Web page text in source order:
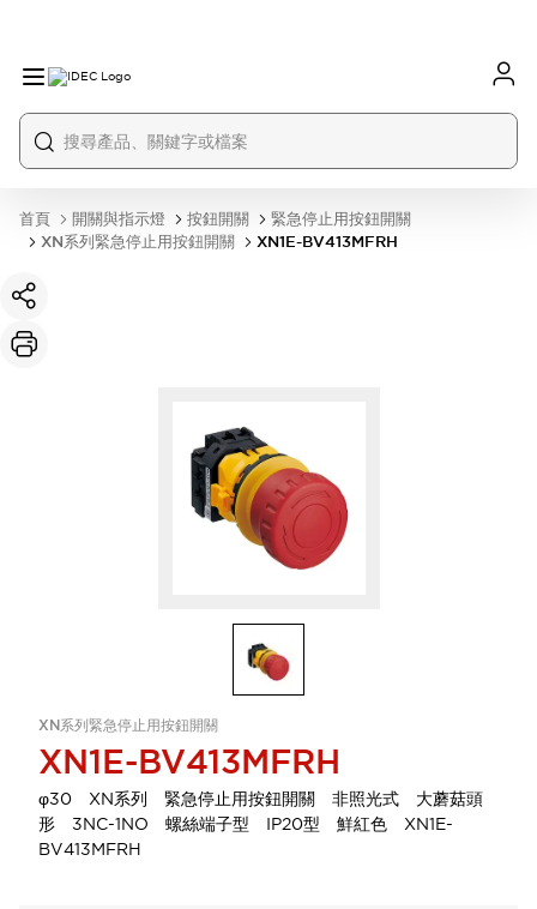
首頁 開關與指示燈 按鈕開關
緊急停止用按鈕開關
XN系列緊急停止用按鈕開關
XN1E-BV413MFRH
XN系列緊急停止用按鈕開關
XN1E-BV413MFRH
φ30 XN系列 緊急停止用按鈕開關 非照光式 大蘑菇頭
形 3NC-1NO 螺絲端子型 IP20型 鮮紅色 XN1E-
BV413MFRH